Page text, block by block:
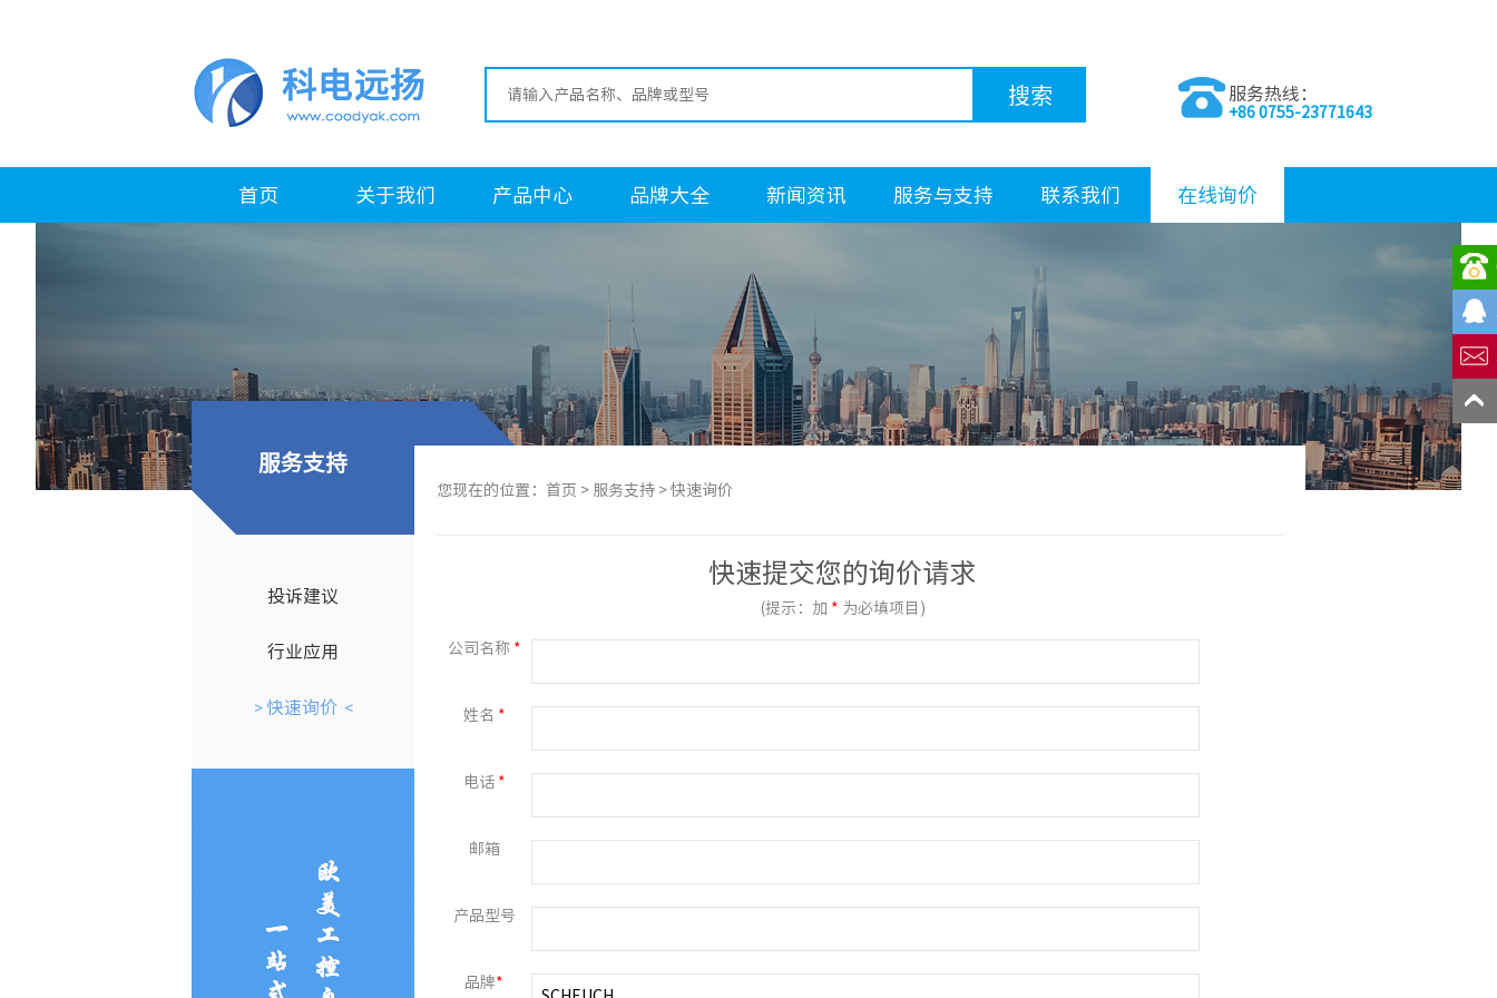
搜索 服务热线：
+86 0755-23771643
首页 关于我们 产品中心 品牌大全 新闻资讯 服务与支持 联系我们 在线询价
服务支持
投诉建议
行业应用
> 快速询价 <
您现在的位置： 首页 > 服务支持 > 快速询价
快速提交您的询价请求
(提示：加 * 为必填项目)
公司名称 *
姓名 *
电话 *
邮箱
产品型号
品牌*